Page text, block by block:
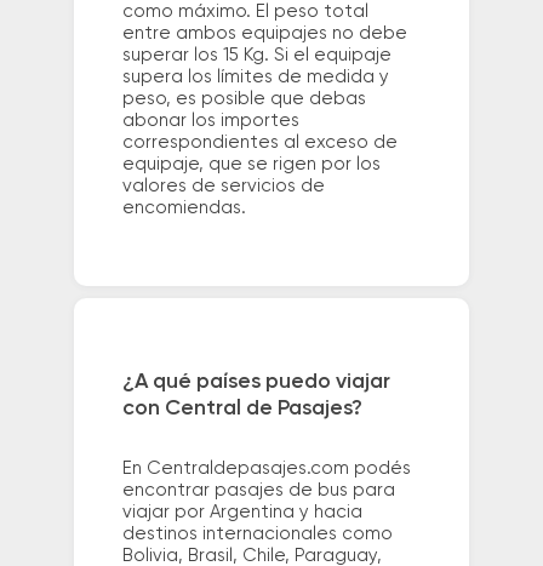
como máximo. El peso total
entre ambos equipajes no debe
superar los 15 Kg. Si el equipaje
supera los límites de medida y
peso, es posible que debas
abonar los importes
correspondientes al exceso de
equipaje, que se rigen por los
valores de servicios de
encomiendas.
¿A qué países puedo viajar
con Central de Pasajes?
En Centraldepasajes.com podés
encontrar pasajes de bus para
viajar por Argentina y hacia
destinos internacionales como
Bolivia, Brasil, Chile, Paraguay,